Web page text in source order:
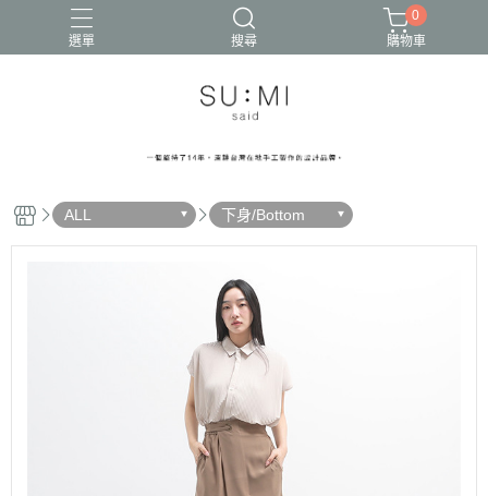
選單 搜尋
0
購物車
ALL 下身/Bottom